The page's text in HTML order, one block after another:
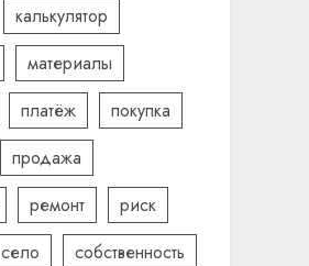
калькулятор
материалы
платёж
покупка
продажа
ремонт
риск
село
собственность